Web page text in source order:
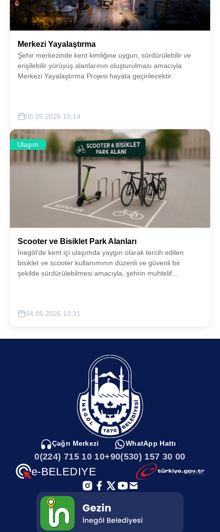
Merkezi Yayalaştırma
Şehir merkezinde kent kimliğine uygun, sürdürülebilir ve
erişilebilir yürüyüş alanlarının oluşturulması amacıyla
Merkezi Yayalaştırma Projesi hayata geçirilecektir.
05.05.2026 15:14
Ulaşım
Scooter ve Bisiklet Park Alanları
İnegöl’de kent içi ulaşımda yaygın olarak tercih edilen
bisiklet ve scooter kullanımının düzenli ve güvenli bir
şekilde sürdürülebilmesi amacıyla, şehrin muhtelif
04.05.2026 13:31
Çağrı Merkezi
0(224) 715 10 10
WhatApp Hattı
+90(530) 157 30 00
e-BELEDIYE